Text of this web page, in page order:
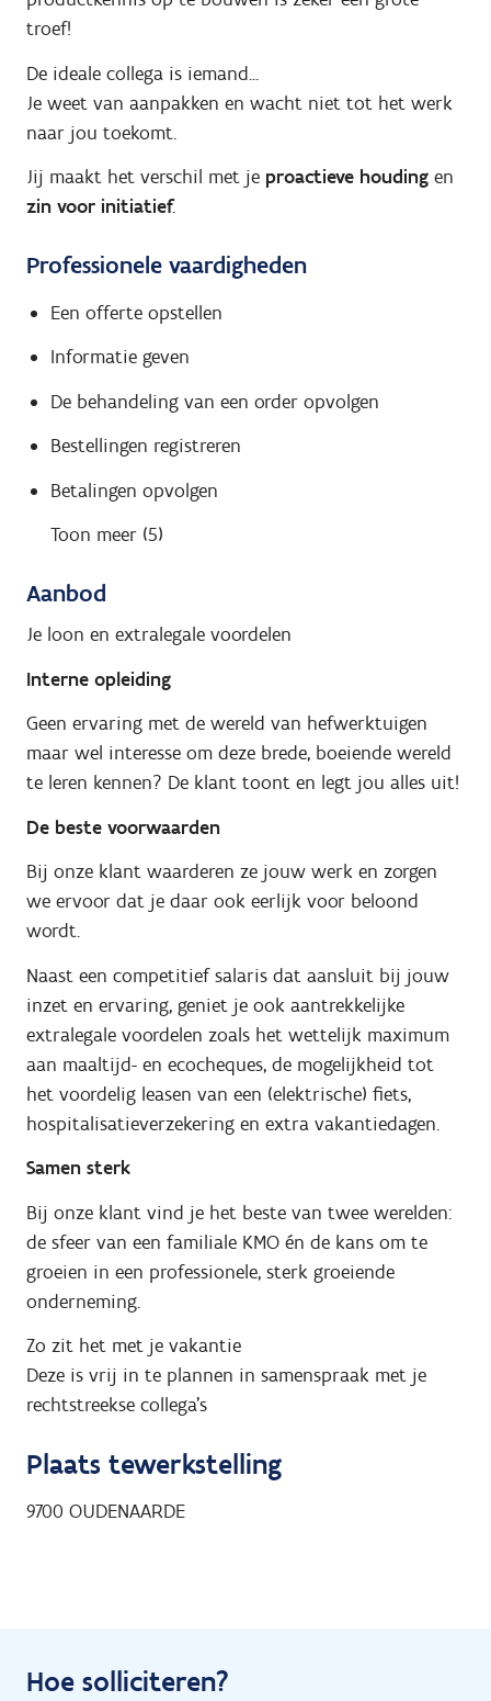
troef!
De ideale collega is iemand...
Je weet van aanpakken en wacht niet tot het werk
naar jou toekomt.
Jij maakt het verschil met je proactieve houding en
zin voor initiatief.
Professionele vaardigheden
Een offerte opstellen
Informatie geven
De behandeling van een order opvolgen
Bestellingen registreren
Betalingen opvolgen
Toon meer (5)
Aanbod
Je loon en extralegale voordelen
Interne opleiding
Geen ervaring met de wereld van hefwerktuigen
maar wel interesse om deze brede, boeiende wereld
te leren kennen? De klant toont en legt jou alles uit!
De beste voorwaarden
Bij onze klant waarderen ze jouw werk en zorgen
we ervoor dat je daar ook eerlijk voor beloond
wordt.
Naast een competitief salaris dat aansluit bij jouw
inzet en ervaring, geniet je ook aantrekkelijke
extralegale voordelen zoals het wettelijk maximum
aan maaltijd- en ecocheques, de mogelijkheid tot
het voordelig leasen van een (elektrische) fiets,
hospitalisatieverzekering en extra vakantiedagen.
Samen sterk
Bij onze klant vind je het beste van twee werelden:
de sfeer van een familiale KMO én de kans om te
groeien in een professionele, sterk groeiende
onderneming.
Zo zit het met je vakantie
Deze is vrij in te plannen in samenspraak met je
rechtstreekse collega's
Plaats tewerkstelling
9700 OUDENAARDE
Hoe solliciteren?